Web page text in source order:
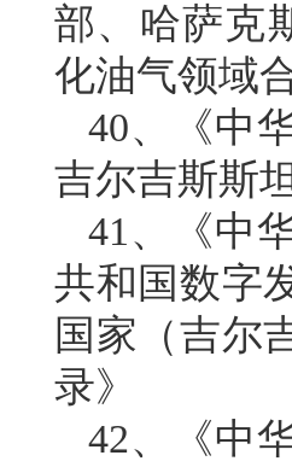
部、哈萨克
化油气领域
40、《中
吉尔吉斯斯
41、《中
共和国数字
国家（吉尔
录》
42、《中